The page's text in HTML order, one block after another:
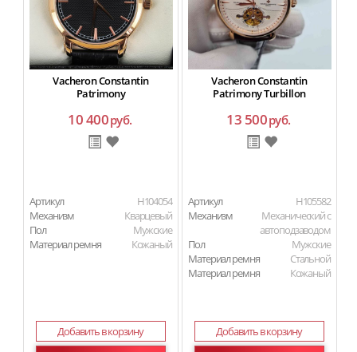
Vacheron Constantin
Patrimony
10 400руб.
Артикул
H104054
Механизм
Кварцевый
Пол
Мужские
Материал ремня
Кожаный
Добавить в корзину
Vacheron Constantin
Patrimony Turbillon
13 500руб.
Артикул
H105582
Механизм
Механический с
автоподзаводом
Пол
Мужские
Материал ремня
Стальной
Материал ремня
Кожаный
Добавить в корзину